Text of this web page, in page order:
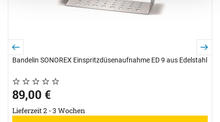
Bandelin SONOREX Einspritzdüsenaufnahme ED 9 aus Edelstahl
Noch keine Bewertungen abgegeben
0 Bewertungen
89,00 €
Lieferzeit 2 - 3 Wochen